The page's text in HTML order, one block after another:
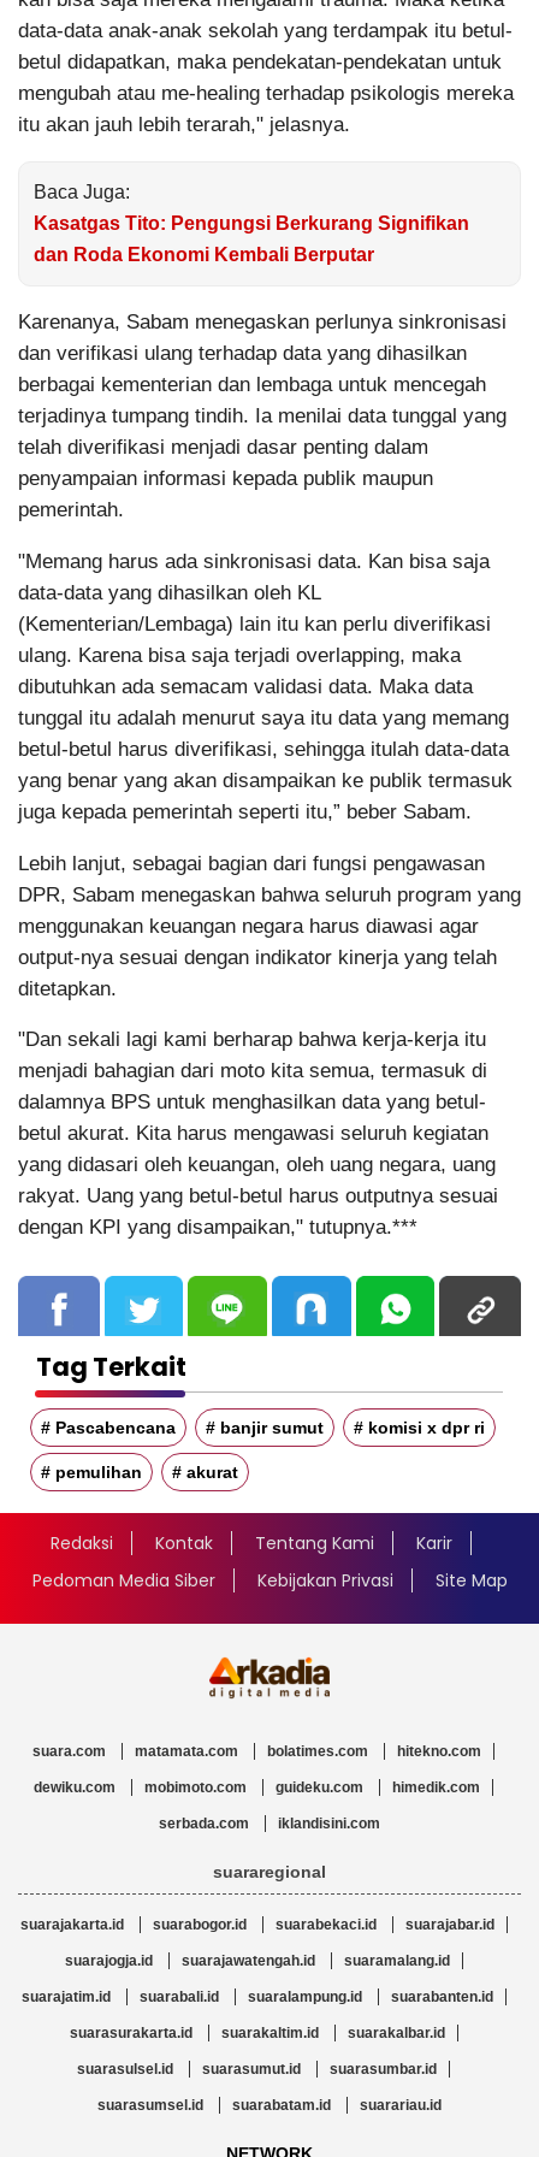
data-data anak-anak sekolah yang terdampak itu betul-
betul didapatkan, maka pendekatan-pendekatan untuk
mengubah atau me-healing terhadap psikologis mereka
itu akan jauh lebih terarah," jelasnya.
Baca Juga:
Kasatgas Tito: Pengungsi Berkurang Signifikan
dan Roda Ekonomi Kembali Berputar
Karenanya, Sabam menegaskan perlunya sinkronisasi
dan verifikasi ulang terhadap data yang dihasilkan
berbagai kementerian dan lembaga untuk mencegah
terjadinya tumpang tindih. Ia menilai data tunggal yang
telah diverifikasi menjadi dasar penting dalam
penyampaian informasi kepada publik maupun
pemerintah.
"Memang harus ada sinkronisasi data. Kan bisa saja
data-data yang dihasilkan oleh KL
(Kementerian/Lembaga) lain itu kan perlu diverifikasi
ulang. Karena bisa saja terjadi overlapping, maka
dibutuhkan ada semacam validasi data. Maka data
tunggal itu adalah menurut saya itu data yang memang
betul-betul harus diverifikasi, sehingga itulah data-data
yang benar yang akan disampaikan ke publik termasuk
juga kepada pemerintah seperti itu,” beber Sabam.
Lebih lanjut, sebagai bagian dari fungsi pengawasan
DPR, Sabam menegaskan bahwa seluruh program yang
menggunakan keuangan negara harus diawasi agar
output-nya sesuai dengan indikator kinerja yang telah
ditetapkan.
"Dan sekali lagi kami berharap bahwa kerja-kerja itu
menjadi bahagian dari moto kita semua, termasuk di
dalamnya BPS untuk menghasilkan data yang betul-
betul akurat. Kita harus mengawasi seluruh kegiatan
yang didasari oleh keuangan, oleh uang negara, uang
rakyat. Uang yang betul-betul harus outputnya sesuai
dengan KPI yang disampaikan," tutupnya.***
Tag Terkait
# Pascabencana # banjir sumut # komisi x dpr ri
# pemulihan # akurat
Redaksi Kontak Tentang Kami
Karir
Pedoman Media Siber
Kebijakan Privasi Site Map
suara.com matamata.com bolatimes.com hitekno.com
dewiku.com mobimoto.com guideku.com himedik.com
serbada.com iklandisini.com
suararegional
suarajakarta.id suarabogor.id suarabekaci.id suarajabar.id
suarajogja.id suarajawatengah.id suaramalang.id
suarajatim.id suarabali.id suaralampung.id suarabanten.id
suarasurakarta.id suarakaltim.id suarakalbar.id
suarasulsel.id suarasumut.id suarasumbar.id
suarasumsel.id suarabatam.id suarariau.id